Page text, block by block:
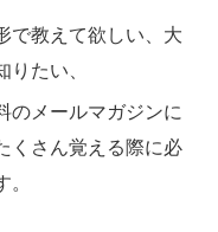
で教えて欲しい、大
たい、
のメールマガジンに
くさん覚える際に必